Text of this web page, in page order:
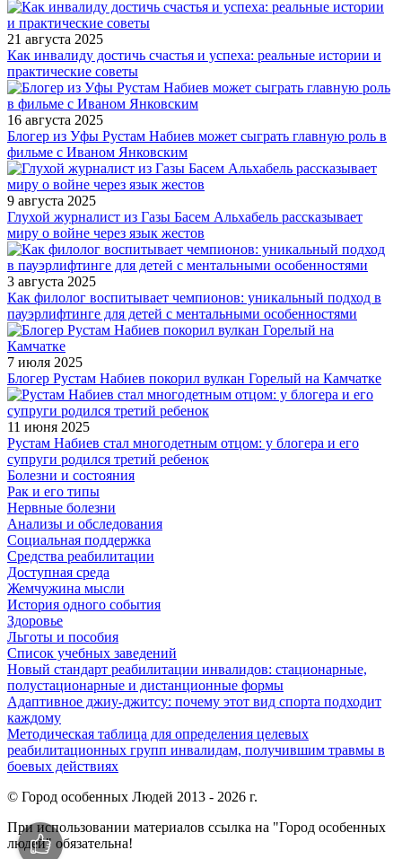
21 августа 2025
Как инвалиду достичь счастья и успеха: реальные истории и
практические советы
16 августа 2025
Блогер из Уфы Рустам Набиев может сыграть главную роль в
фильме с Иваном Янковским
9 августа 2025
Глухой журналист из Газы Басем Альхабель рассказывает
миру о войне через язык жестов
3 августа 2025
Как филолог воспитывает чемпионов: уникальный подход в
пауэрлифтинге для детей с ментальными особенностями
7 июля 2025
Блогер Рустам Набиев покорил вулкан Горелый на Камчатке
11 июня 2025
Рустам Набиев стал многодетным отцом: у блогера и его
супруги родился третий ребенок
Болезни и состояния
Рак и его типы
Нервные болезни
Анализы и обследования
Социальная поддержка
Средства реабилитации
Доступная среда
Жемчужина мысли
История одного события
Здоровье
Льготы и пособия
Список учебных заведений
Новый стандарт реабилитации инвалидов: стационарные,
полустационарные и дистанционные формы
Адаптивное джиу-джитсу: почему этот вид спорта подходит
каждому
Методическая таблица для определения целевых
реабилитационных групп инвалидам, получившим травмы в
боевых действиях
© Город особенных Людей 2013 - 2026 г.
При использовании материалов ссылка на "Город особенных
людей" обязательна!